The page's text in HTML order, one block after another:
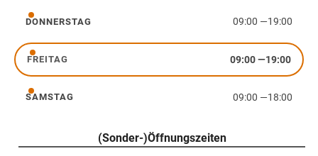
Donnerstag
DONNERSTAG 09:00 —19:00
Freitag
FREITAG 09:00—19:00
Samstag
SAMSTAG 09:00 —18:00
(Sonder-)Öffnungszeiten